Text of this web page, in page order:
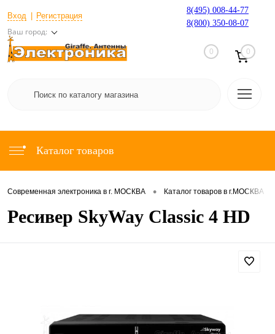
Вход Регистрация
Ваш город:
8(495) 008-44-77
8(800) 350-08-07
0 0
Каталог товаров
Современная электроника в г. МОСКВА • Каталог товаров в г.МОСКВА
Ресивер SkyWay Classic 4 HD